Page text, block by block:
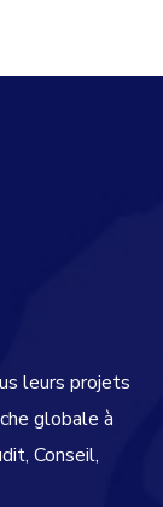
leurs projets
globale à
Conseil,